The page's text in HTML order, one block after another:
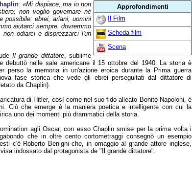
Approfondimenti
Il Film
Scheda film
Scena
:«Mi dispiace, ma io non
non voglio governare né
possibile: ebrei, ariani, uomini
aiutarci sempre, dovremmo
odiarci e disprezzarci l'un
Il grande dittatore, sublime
debuttò nelle sale americane il 15 ottobre del 1940. La storia è
perso la memoria in un'azione eroica durante la Prima guerra
fase storica che vede gli ebrei perseguitati dal dittatore di
da Chaplin).
di Hitler, così come nel suo fido alleato Bonito Napoloni, è
Ciò che emerge è la maniera poetica e intelligente con cui la
uno dei momenti più drammatici della storia.
agli Oscar, con esso Chaplin smise per la prima volta i
che in oltre cento cortometraggi consegnò un esempio
c'è Roberto Benigni che, in omaggio al grande attore inglese,
indossato dal protagonista de "Il grande dittatore".